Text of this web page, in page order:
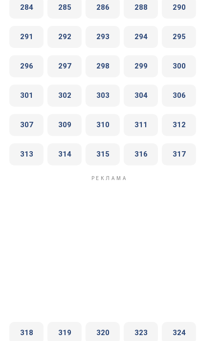
284 285 286 288 290
291 292 293 294 295
296 297 298 299 300
301 302 303 304 306
307 309 310 311 312
313 314 315 316 317
318 319 320 323 324